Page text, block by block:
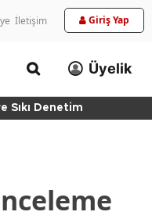
İletişim Giriş Yap
Üyelik
Sıkı Denetim